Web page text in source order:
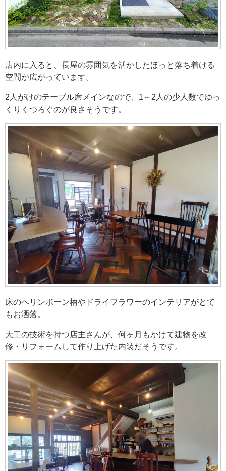
店内に入ると、長屋の雰囲気を活かしたほっと落ち着ける
空間が広がっています。
2人がけのテーブル席メインなので、1～2人の少人数でゆっ
くりくつろぐのが良さそうです。
床のヘリンボーン柄やドライフラワーのインテリアがとて
もお洒落。
大工の技術を持つ店主さんが、何ヶ月もかけて建物を改
修・リフォームして作り上げた内装だそうです。